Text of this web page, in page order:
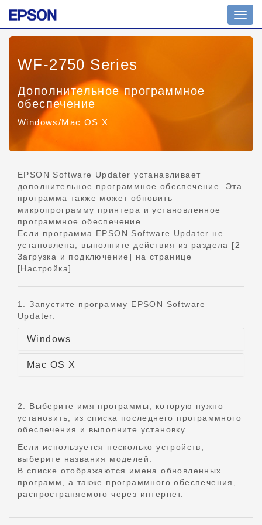
WF-2750 Series
Дополнительное программное
обеспечение
Windows/Mac OS X
EPSON Software Updater устанавливает
дополнительное программное обеспечение. Эта
программа также может обновить
микропрограмму принтера и установленное
программное обеспечение.
Если программа EPSON Software Updater не
установлена, выполните действия из раздела [2
Загрузка и подключение] на странице
[Настройка].
1. Запустите программу EPSON Software
Updater.
Windows
Mac OS X
2. Выберите имя программы, которую нужно
установить, из списка последнего программного
обеспечения и выполните установку.
Если используется несколько устройств,
выберите названия моделей.
В списке отображаются имена обновленных
программ, а также программного обеспечения,
распространяемого через интернет.